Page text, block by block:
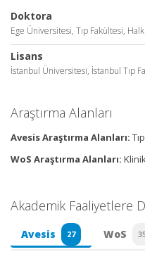
Doktora
Ege Üniversitesi, Tıp Fakültesi,
Lisans
İstanbul Üniversitesi, İstanbul Tıp
Araştırma Alanları
Avesis Araştırma Alanları:
WoS Araştırma Alanları:
Akademik Faaliyetlere
Avesis 27 WoS